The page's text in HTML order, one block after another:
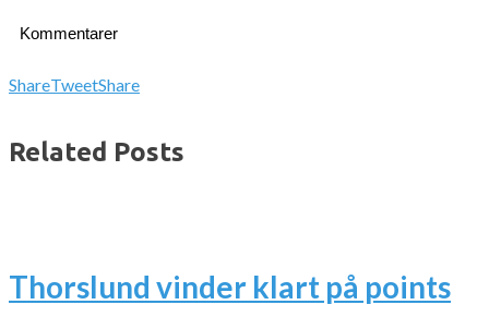
Kommentarer
ShareTweetShare
Related Posts
Thorslund vinder klart på points